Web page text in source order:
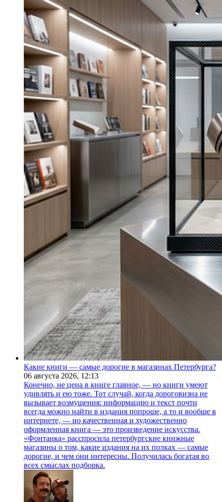
Какие книги — самые дорогие в магазинах Петербурга?
06 августа 2026, 12:13
Конечно, не цена в книге главное, — но книги умеют
удивлять и ею тоже. Тот случай, когда дороговизна не
вызывает возмущения: информацию и текст почти
всегда можно найти в издания попроще, а то и вообще в
интернете, — но качественная и художественно
оформленная книга — это произведение искусства.
«Фонтанка» расспросила петербургские книжные
магазины о том, какие издания на их полках — самые
дорогие, и чем они интересны. Получилась богатая во
всех смыслах подборка.